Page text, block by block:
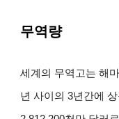
무역량
세계의 무역고는 해
년 사이의 3년간에